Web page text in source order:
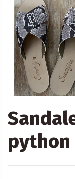
python